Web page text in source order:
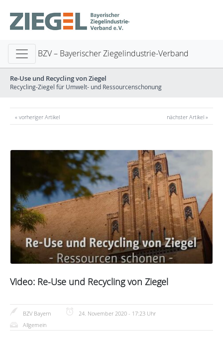
BZV – Bayerischer Ziegelindustrie-Verband
Re-Use und Recycling von Ziegel
Recycling-Ziegel für Umwelt- und Ressourcenschonung
« vorheriger Artikel nächster Artikel »
Video: Re-Use und Recycling von Ziegel
BZV Bayern
24. November 2020 - 17:23 Uhr
Allgemein